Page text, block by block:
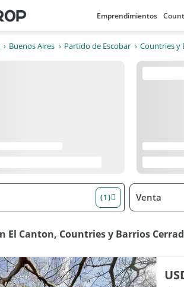
Emprendimientos
Buenos Aires Partido de Escobar Countries y
(1) Venta
El Canton, Countries y Barrios